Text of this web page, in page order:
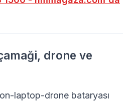
drone ve
laptop-drone bataryası